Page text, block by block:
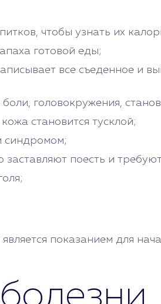
чтобы узнать их
готовой еды;
все съеденное и
головокружения,
становится тусклой;
синдромом;
заставляют поесть и
показанием для